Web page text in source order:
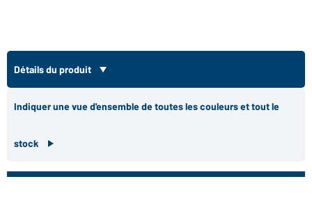
Détails du produit
Indiquer une vue d'ensemble de toutes les couleurs et tout le
stock